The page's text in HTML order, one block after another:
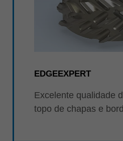
EDGEEXPERT
Excelente qualidade
topo de chapas e